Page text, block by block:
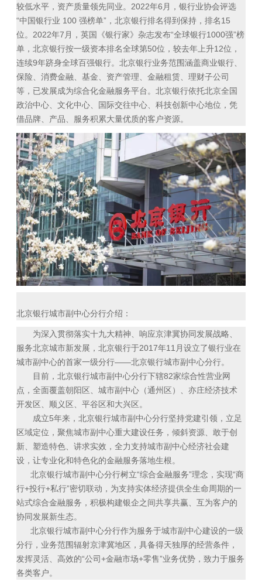
较低水平，资产质量领先同业。2022年6月，银行业协会评选
“中国银行业 100 强榜单”，北京银行排名得到保持，排名15
位。2022年7月，英国《银行家》杂志发布“全球银行1000强”榜
单，北京银行按一级资本排名全球第50位，较去年上升12位，
连续9年跻身全球百强银行。北京银行业务范围涵盖商业银行、
保险、消费金融、基金、资产管理、金融租赁、理财子公司
等，已发展成为综合化金融服务平台。北京银行依托北京全国
政治中心、文化中心、国际交往中心、科技创新中心地位，凭
借品牌、产品、服务积累大量优质的客户资源。
北京银行城市副中心分行介绍：
为深入贯彻落实十九大精神、响应京津冀协同发展战略、
服务北京城市新发展，北京银行于2017年11月设立了银行业在
城市副中心的首家一级分行——北京银行城市副中心分行。
目前，北京银行城市副中心分行下辖82家综合性营业网
点，全面覆盖朝阳区、城市副中心（通州区）、亦庄经济技术
开发区、顺义区、平谷区和大兴区。
成立5年来，北京银行城市副中心分行坚持党建引领，立足
区域定位，聚焦城市副中心重大建设任务，倾斜资源、敢于创
新、塑造特色、讲求实效，全力支持城市副中心经济社会建
设，让专业化和特色化的金融服务落地生根。
北京银行城市副中心分行树立“综合金融服务”理念，实现“商
行+投行+私行”密切联动，为支持实体经济提供全生命周期的一
站式综合金融服务，积极构建银企之间共享共赢、互为客户的
协同发展新生态。
北京银行城市副中心分行作为服务于城市副中心建设的一级
分行，业务范围辐射京津冀地区，具备得天独厚的经营条件，
发挥灵活、高效的“公司+金融市场+零售”业务优势，致力于服务
各类客户。